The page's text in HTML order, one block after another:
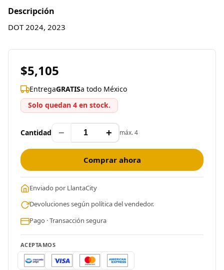
Descripción
DOT 2024, 2023
$5,105
EntregaGRATISa todo México
Solo quedan 4 en stock.
Cantidad − + máx. 4
Comprar ahora
Enviado por LlantaCity
Devoluciones según política del vendedor.
Pago · Transacción segura
ACEPTAMOS